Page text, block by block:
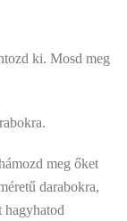
ki. Mosd meg
meg őket
darabokra,
hagyhatod